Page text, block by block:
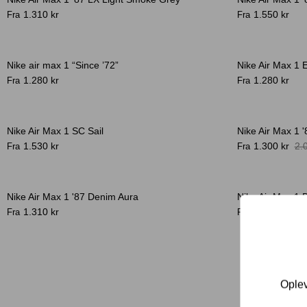
Fra 1.310 kr Fra 1.550 kr
Nike air max 1 “Since ’72”
Fra 1.280 kr
Nike Air Max 1
Fra 1.280 kr
Nike Air Max 1 SC Sail
Fra 1.530 kr
-35%
Nike Air Max 1
Fra 1.300 kr
Nike Air Max 1 '87 Denim Aura
Fra 1.310 kr
Nike Air Max 1
Fra